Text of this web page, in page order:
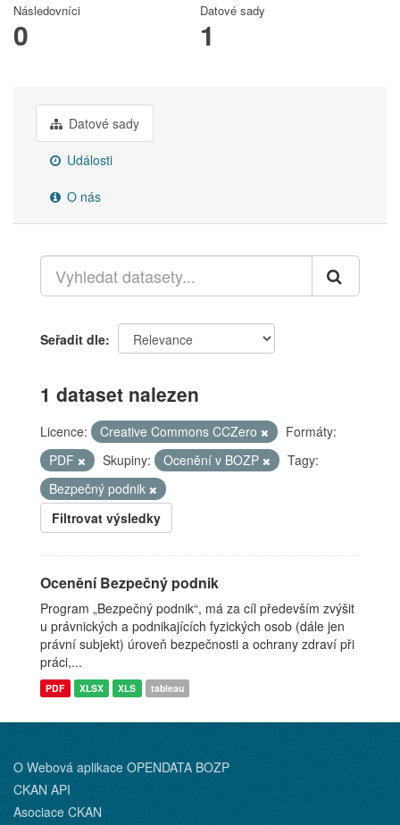
Následovníci
0
Datové sady
1
Datové sady
Události
O nás
Seřadit dle
1 dataset nalezen
Licence: Creative Commons CCZero
Formáty:
PDF
Skupiny: Ocenění v BOZP
Tagy:
Bezpečný podnik
Filtrovat výsledky
Ocenění Bezpečný podnik
Program „Bezpečný podnik“, má za cíl především zvýšit
u právnických a podnikajících fyzických osob (dále jen
právní subjekt) úroveň bezpečnosti a ochrany zdraví při
práci,...
PDF XLSX XLS tableau
O Webová aplikace OPENDATA BOZP
CKAN API
Asociace CKAN